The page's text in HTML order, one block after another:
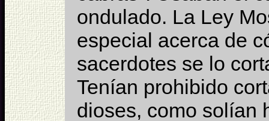
ondulado. La Ley
especial acerca de
sacerdotes se lo
Tenían prohibido
dioses, como solían